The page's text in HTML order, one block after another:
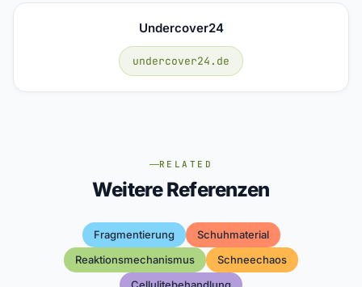
Undercover24
undercover24.de
RELATED
Weitere Referenzen
Fragmentierung
Schuhmaterial
Reaktionsmechanismus
Schneechaos